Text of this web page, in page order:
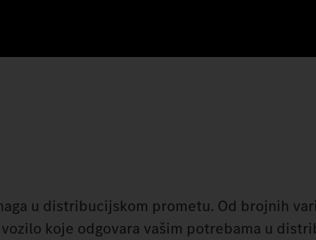
u distribucijskom prometu. Od brojnih
koje odgovara vašim potrebama u